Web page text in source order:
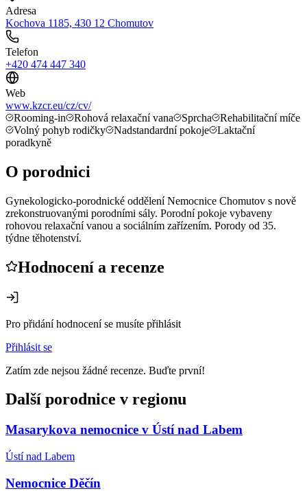
Adresa
Kochova 1185, 430 12 Chomutov
Telefon
+420 474 447 340
Web
www.kzcr.eu/cz/cv/
Rooming-in
Rohová relaxační vana Sprcha
Rehabilitační míče
Volný pohyb rodičky
Nadstandardní pokoje
Laktační
poradkyně
O porodnici
Gynekologicko-porodnické oddělení Nemocnice Chomutov s nově
zrekonstruovanými porodními sály. Porodní pokoje vybaveny
rohovou relaxační vanou a sociálním zařízením. Porody od 35.
týdne těhotenství.
Hodnocení a recenze
Pro přidání hodnocení se musíte přihlásit
Přihlásit se
Zatím zde nejsou žádné recenze. Buďte první!
Další porodnice v regionu
Masarykova nemocnice v Ústí nad Labem
Ústí nad Labem
Nemocnice Děčín